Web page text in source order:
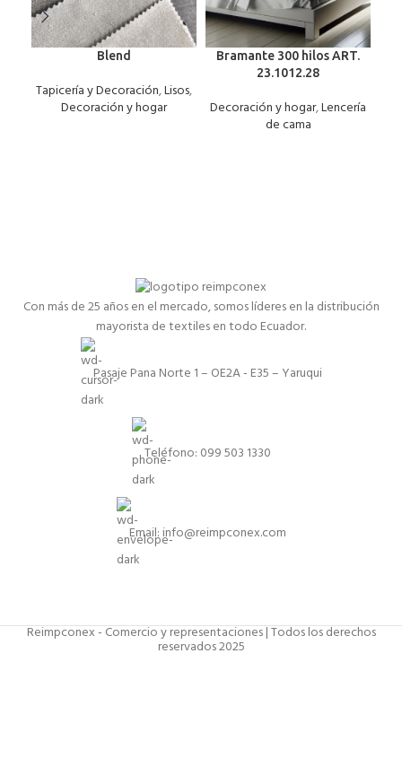
Blend
Tapicería y Decoración,Lisos,
Decoración y hogar
Bramante 300 hilos ART.
23.1012.28
Decoración y hogar,Lencería
de cama
Con más de 25 años en el mercado, somos líderes en la distribución
mayorista de textiles en todo Ecuador.
Pasaje Pana Norte 1 – OE2A - E35 – Yaruqui
Teléfono: 099 503 1330
Email: info@reimpconex.com
Reimpconex - Comercio y representaciones | Todos los derechos
reservados 2025